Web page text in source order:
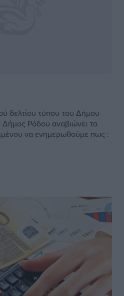
δελτίου τύπου του Δήμου
Ρόδου αναβιώνει το
να ενημερωθούμε πως :